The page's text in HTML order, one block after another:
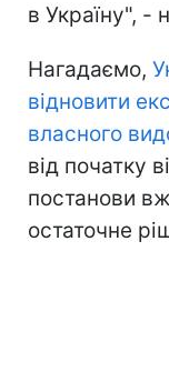
в Україну", -
Нагадаємо,
відновити
власного
від початку
постанови
остаточне